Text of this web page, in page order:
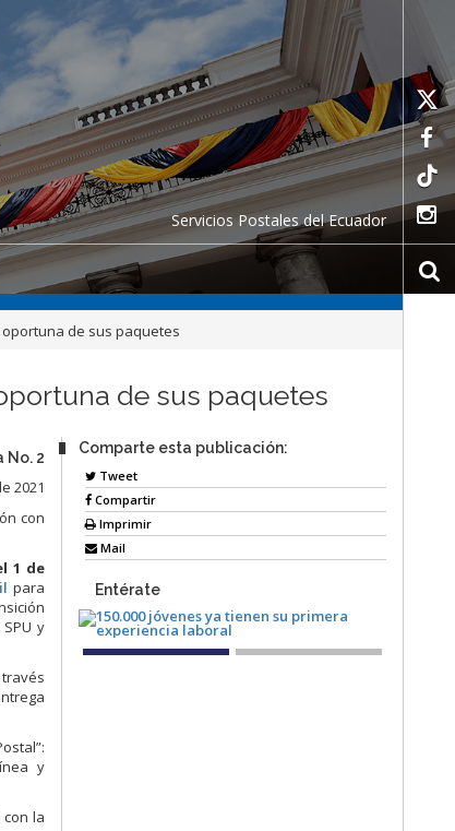
Servicios Postales del Ecuador
de sus paquetes
de sus paquetes
No. 2
2021
con
1 de
para
y
y
la
Comparte esta publicación:
Tweet
Compartir
Imprimir
Mail
Entérate